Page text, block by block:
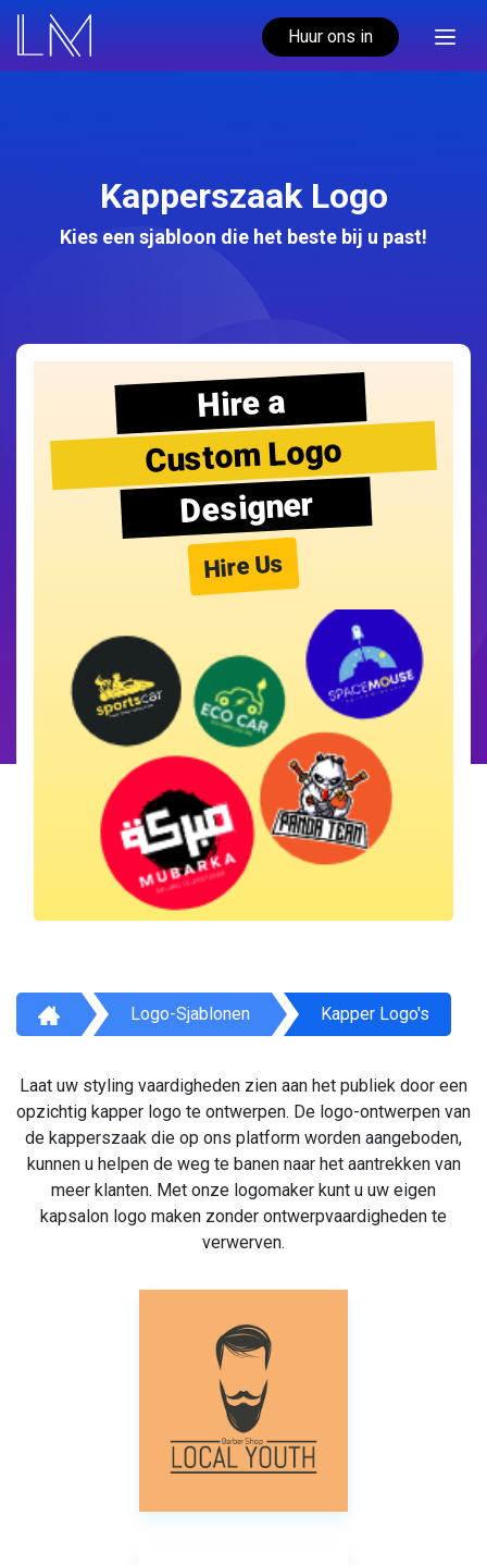
Huur ons in
Kapperszaak Logo
Kies een sjabloon die het beste bij u past!
Hire a
Custom Logo
Designer
Hire Us
Logo-Sjablonen Kapper Logo's
Laat uw styling vaardigheden zien aan het publiek door een
opzichtig kapper logo te ontwerpen. De logo-ontwerpen van
de kapperszaak die op ons platform worden aangeboden,
kunnen u helpen de weg te banen naar het aantrekken van
meer klanten. Met onze logomaker kunt u uw eigen
kapsalon logo maken zonder ontwerpvaardigheden te
verwerven.